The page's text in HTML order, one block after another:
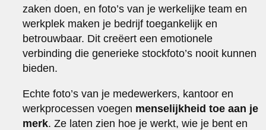
zaken doen, en foto’s van je werkelijke team en
werkplek maken je bedrijf toegankelijk en
betrouwbaar. Dit creëert een emotionele
verbinding die generieke stockfoto’s nooit kunnen
bieden.
Echte foto’s van je medewerkers, kantoor en
werkprocessen voegen menselijkheid toe aan je
merk. Ze laten zien hoe je werkt, wie je bent en